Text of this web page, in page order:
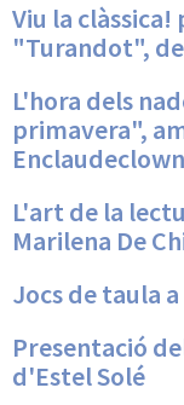
Viu la
"Turandot", de
L'hora dels
primavera",
Enclaudeclown
L'art de la
Marilena De
Jocs de taula
Presentació
d'Estel Solé